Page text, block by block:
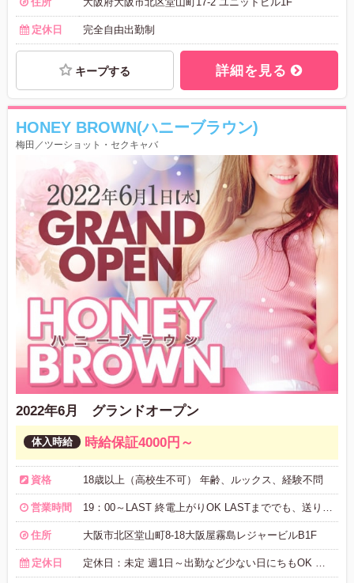
定休日 完全自由出勤制
キープする 詳細を見る
HONEY BROWN(ハニーブラウン)
梅田／ツーショット・セクキャバ
2022年6月 グランドオープン
時給保証4000円～
資格 18歳以上（高校生不可） 年齢、ルックス、経験不問
営業時間 19：00～LAST 終電上がりOK LASTまででも、送りが有ります。
住所 大阪市北区堂山町8-18大阪屋霧島レジャービルB1F
定休日 定休日：未定 週1日～出勤など少ない日にちもOK レギュラー勤務大募集中＼(^o^)／ 貴方の都合に合わせて出勤可能